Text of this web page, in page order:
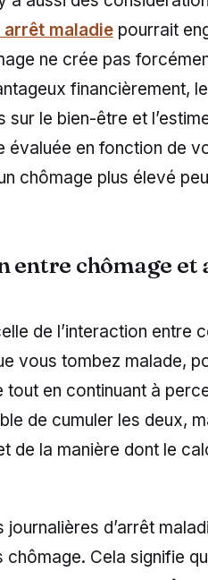
arrêt maladie pourrait
ne crée pas
financièrement,
le bien-être et
évaluée en fonction de
chômage plus élevé
entre chômage et
de l’interaction entre
vous tombez malade,
tout en continuant à
de cumuler les deux,
de la manière dont le
d’arrêt
Cela signifie